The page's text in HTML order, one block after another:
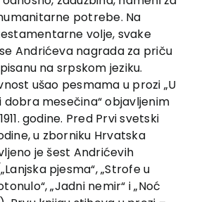
potrebe. Na
volje, svake
Andrićeva nagrada za priču
na srpskom jeziku.
ušao pesmama u prozi „U
dobra mesečina“ objavljenim
godine. Pred Prvi svetski
u zborniku Hrvatska
je šest Andrićevih
pjesma“, „Strofe u
„Jadni nemir“ i „Noć